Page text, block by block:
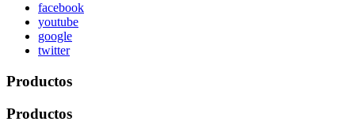
facebook
youtube
google
twitter
Productos
Productos